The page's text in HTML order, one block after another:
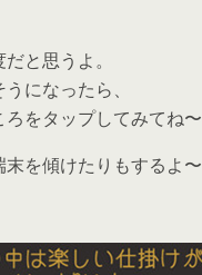
と思うよ。
になったら、
ろをタップしてみてね〜
末を傾けたりもするよ〜